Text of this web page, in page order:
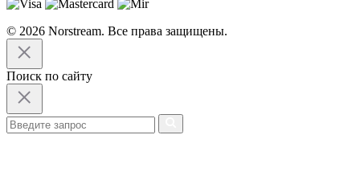
© 2026 Norstream. Все права защищены.
Поиск по сайту